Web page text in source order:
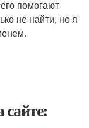
помогают
не найти, но я